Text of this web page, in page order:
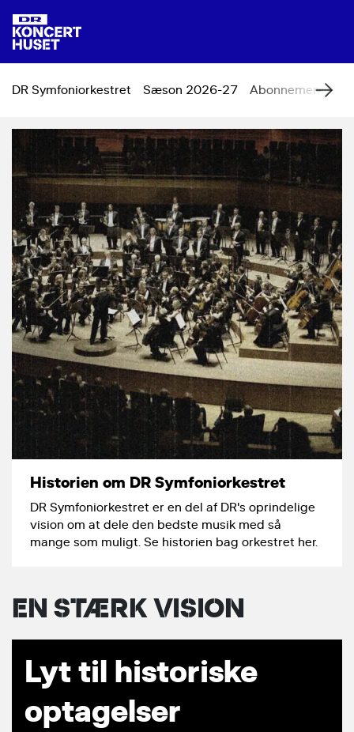
DR Symfoniorkestret Sæson 2026-27 Abonnement
Historien om DR Symfoniorkestret
DR Symfoniorkestret er en del af DR's oprindelige
vision om at dele den bedste musik med så
mange som muligt. Se historien bag orkestret her.
EN STÆRK VISION
Lyt til historiske
optagelser